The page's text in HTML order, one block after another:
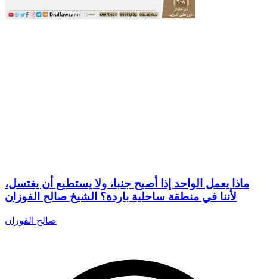
ماذا يعمل الواحد إذا أصبح جنبا، ولا يستطيع أن يغتسل،
لأننا في منطقة ساحلية باردة؟ الشيخ صالح الفوزان
صالح الفوزان